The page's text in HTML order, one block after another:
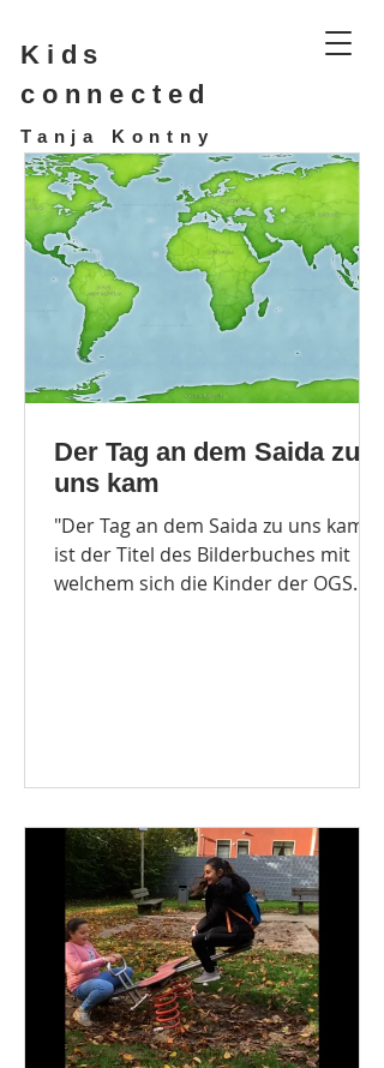
Kids
connected
Tanja Kontny
Der Tag an dem Saida zu
uns kam
"Der Tag an dem Saida zu uns kam"
ist der Titel des Bilderbuches mit
welchem sich die Kinder der OGS